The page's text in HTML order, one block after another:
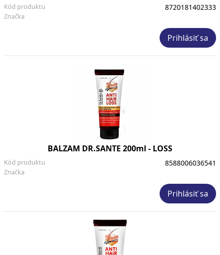
Značka
Kód produktu 8720181402333
Prihlásiť sa
BALZAM DR.SANTE 200ml - LOSS
Značka
Kód produktu 8588006036541
Prihlásiť sa